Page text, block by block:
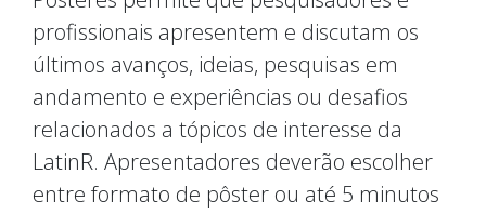
profissionais apresentem e discutam os
últimos avanços, ideias, pesquisas em
andamento e experiências ou desafios
relacionados a tópicos de interesse da
LatinR. Apresentadores deverão escolher
entre formato de pôster ou até 5 minutos